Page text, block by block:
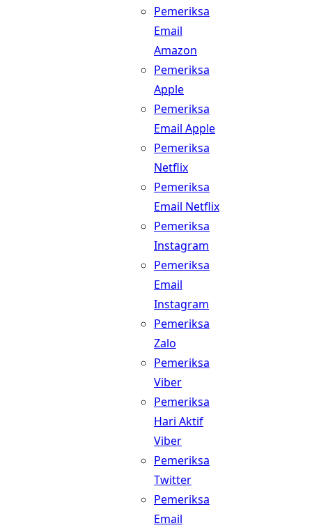
Pemeriksa
Email
Amazon
Pemeriksa
Apple
Pemeriksa
Email Apple
Pemeriksa
Netflix
Pemeriksa
Email Netflix
Pemeriksa
Instagram
Pemeriksa
Email
Instagram
Pemeriksa
Zalo
Pemeriksa
Viber
Pemeriksa
Hari Aktif
Viber
Pemeriksa
Twitter
Pemeriksa
Email